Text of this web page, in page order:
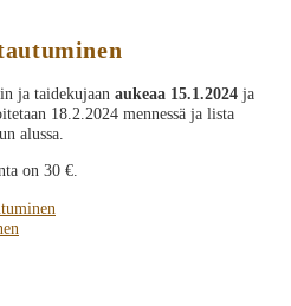
ja taidekujaan aukeaa 15.1.2024 ja
18.2.2024 mennessä ja lista
alussa.
on 30 €.